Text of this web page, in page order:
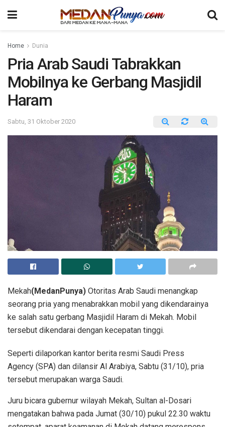
Home Dunia
Pria Arab Saudi Tabrakkan
Mobilnya ke Gerbang Masjidil
Haram
Sabtu, 31 Oktober 2020
Mekah(MedanPunya) Otoritas Arab Saudi menangkap
seorang pria yang menabrakkan mobil yang dikendarainya
ke salah satu gerbang Masjidil Haram di Mekah. Mobil
tersebut dikendarai dengan kecepatan tinggi.
Seperti dilaporkan kantor berita resmi Saudi Press
Agency (SPA) dan dilansir Al Arabiya, Sabtu (31/10), pria
tersebut merupakan warga Saudi.
Juru bicara gubernur wilayah Mekah, Sultan al-Dosari
mengatakan bahwa pada Jumat (30/10) pukul 22.30 waktu